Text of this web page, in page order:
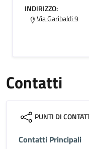
INDIRIZZO:
Via Garibaldi 9
Contatti
PUNTI DI
Contatti Principali